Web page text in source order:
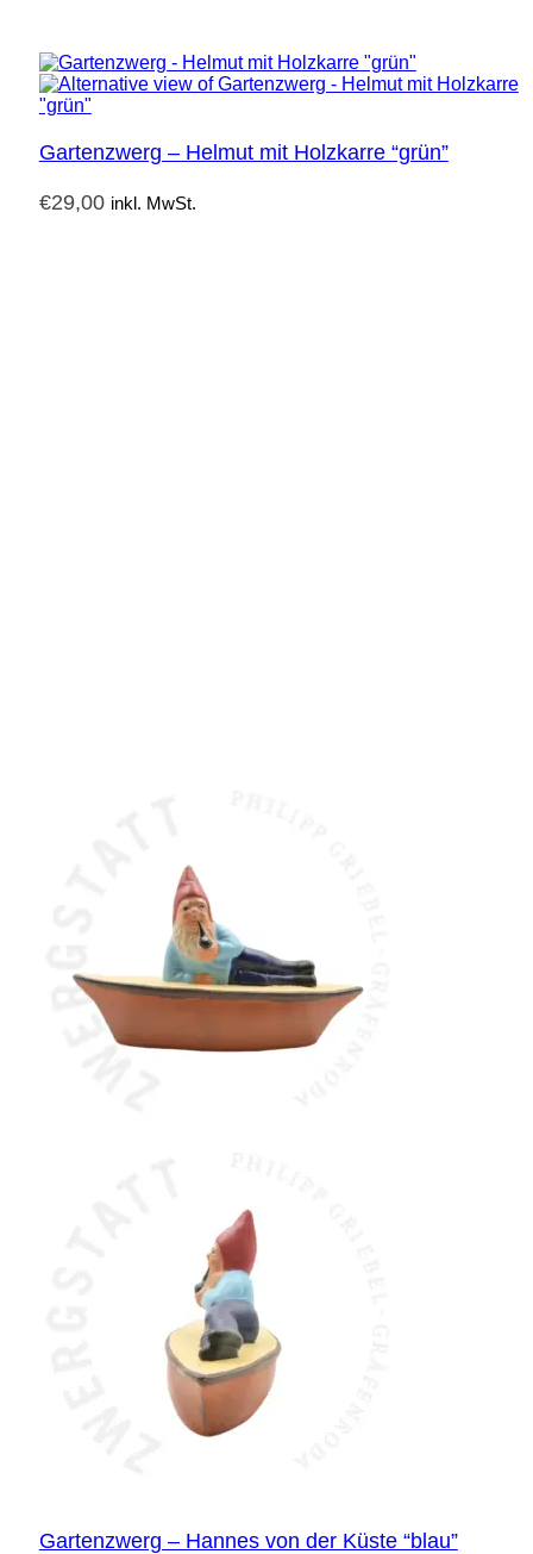
Gartenzwerg – Helmut mit Holzkarre “grün”
€29,00 inkl. MwSt.
Gartenzwerg – Hannes von der Küste “blau”